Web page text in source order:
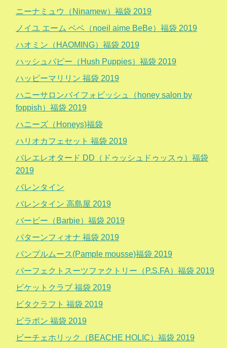
ニーナミュウ（Ninamew）福袋 2019
ノイユ エーム ベベ（noeil aime BeBe）福袋 2019
ハオミン（HAOMING）福袋 2019
ハッシュパピー（Hush Puppies）福袋 2019
ハッピーマリリン 福袋 2019
ハニーサロンバイフォビッシュ（honey salon by
foppish）福袋 2019
ハニーズ（Honeys)福袋
ハリオカフェセット 福袋 2019
バレエレオタード DD（ドゥッシュドゥッスゥ）福袋
2019
バレンタイン
バレンタイン 高島屋 2019
バービー（Barbie）福袋 2019
パターンフィオナ 福袋 2019
パンプルムース(Pample mousse)福袋 2019
パーフェクトスーツファクトリー（P.S.FA）福袋 2019
ビケットクラブ 福袋 2019
ビタクラフト 福袋 2019
ビラボン 福袋 2019
ビーチェホリック（BEACHE HOLIC）福袋 2019